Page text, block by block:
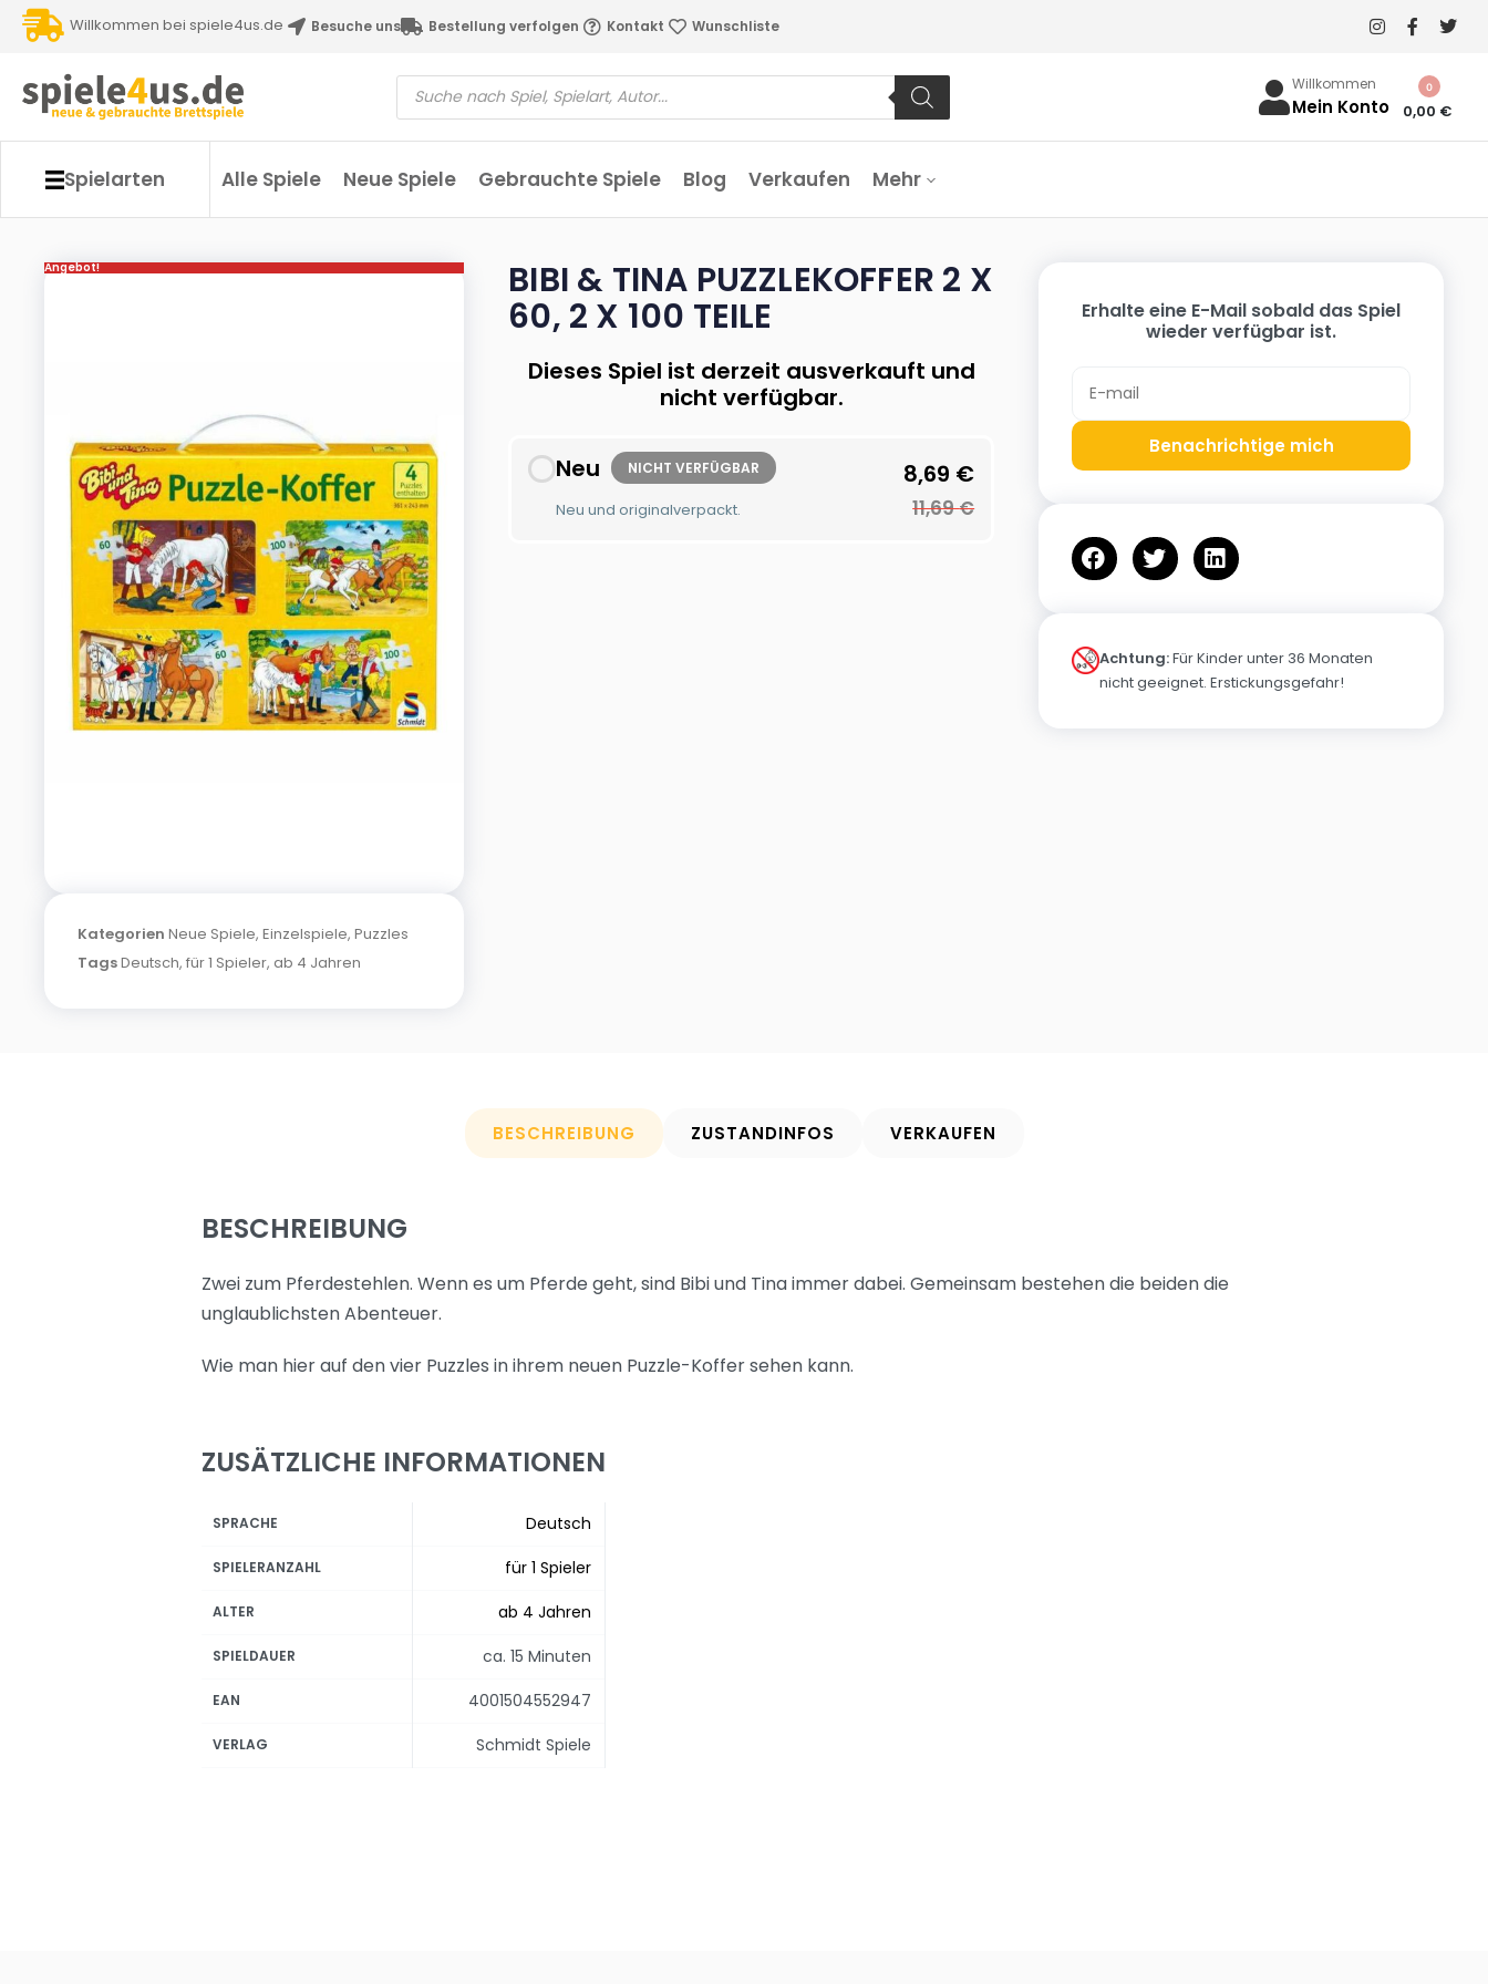
Willkommen bei spiele4us.de Besuche uns Bestellung verfolgen Kontakt Wunschliste
Willkommen
Mein Konto 0,00 €
0
Spielarten Alle Spiele Neue Spiele Gebrauchte Spiele Blog Verkaufen Mehr
Angebot!
Kategorien Neue Spiele, Einzelspiele, Puzzles
TagsDeutsch, für 1 Spieler, ab 4 Jahren
BIBI & TINA PUZZLEKOFFER 2 X
60, 2 X 100 TEILE
Dieses Spiel ist derzeit ausverkauft und
nicht verfügbar.
Neu NICHT VERFÜGBAR
Neu und originalverpackt.
8,69 €
11,69€
Erhalte eine E-Mail sobald das Spiel
wieder verfügbar ist.
Benachrichtige mich
Achtung:Für Kinder unter 36 Monaten
nicht geeignet. Erstickungsgefahr!
BESCHREIBUNG ZUSTANDINFOS VERKAUFEN
BESCHREIBUNG
Zwei zum Pferdestehlen. Wenn es um Pferde geht, sind Bibi und Tina immer dabei. Gemeinsam bestehen die beiden die
unglaublichsten Abenteuer.
Wie man hier auf den vier Puzzles in ihrem neuen Puzzle-Koffer sehen kann.
ZUSÄTZLICHE INFORMATIONEN
SPRACHE Deutsch
SPIELERANZAHL für 1 Spieler
ALTER ab 4 Jahren
SPIELDAUER ca. 15 Minuten
EAN 4001504552947
VERLAG Schmidt Spiele